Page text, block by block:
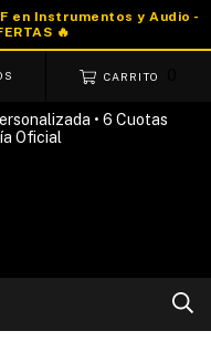
CARRITO
• 6 Cuotas
Oficial